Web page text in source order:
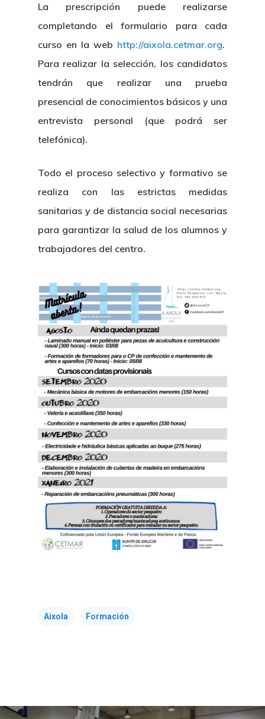
La prescripción puede realizarse
completando el formulario para cada
curso en la web http://aixola.cetmar.org.
Para realizar la selección, los candidatos
tendrán que realizar una prueba
presencial de conocimientos básicos y una
entrevista personal (que podrá ser
telefónica).
Todo el proceso selectivo y formativo se
realiza con las estrictas medidas
sanitarias y de distancia social necesarias
para garantizar la salud de los alumnos y
trabajadores del centro.
Aixola Formación